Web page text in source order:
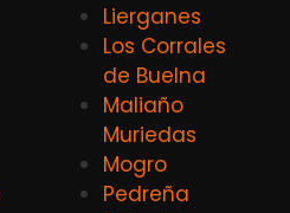
Lierganes
Los Corrales
de Buelna
Maliaño
Muriedas
Mogro
Pedreña